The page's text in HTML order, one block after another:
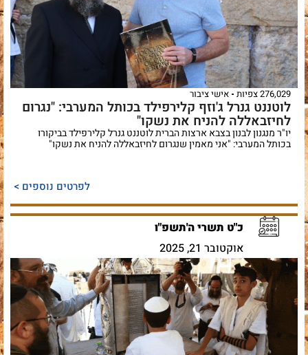
276,029 צפיות אישי ציבור
לוטננט גנרל ג'וזף קלירפילד בכותל המערבי: "נגרום
לחיזבאללה להניח את נשקו"
יו"ר מנגנון לבנון בצבא ארצות הברית לוטננט גנרל קלירפילד בביקורו
בכותל המערבי: "אני מאמין שנגרום לחיזבאללה להניח את נשקו"
לפרטים נוספים >
כ"ט תשרי ה'תשפ"ו
אוקטובר 21, 2025